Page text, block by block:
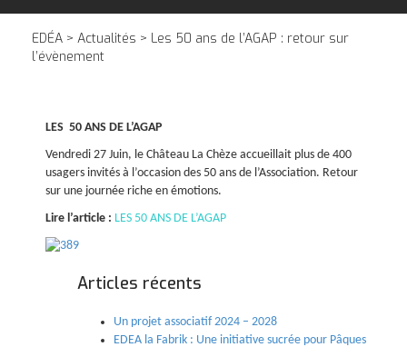
EDÉA > Actualités > Les 50 ans de l’AGAP : retour sur
l’évènement
LES 50 ANS DE L’AGAP
Vendredi 27 Juin, le Château La Chèze accueillait plus de 400
usagers invités à l’occasion des 50 ans de l’Association. Retour
sur une journée riche en émotions.
Lire l’article : LES 50 ANS DE L’AGAP
Articles récents
Un projet associatif 2024 – 2028
EDEA la Fabrik : Une initiative sucrée pour Pâques